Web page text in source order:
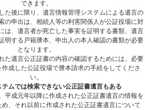
できます。
た後に限り、遺言情報管理システムによる遺言の
の申出は、相続人等の利害関係人が公証役場に対
は、遺言者が死亡した事実を証明する書類、遺言
明する戸籍謄本、申出人の本人確認の書類が必要
となります。
た遺言公正証書の内容の確認するためには、 必要
成した公証役場で謄本請求の手続をしてくださ
い。
ムでは検索できない公正証書遺言もある
平成元年以降に作成された公正証書遺言の情報を
、それ以前に作成された公正証書遺言について